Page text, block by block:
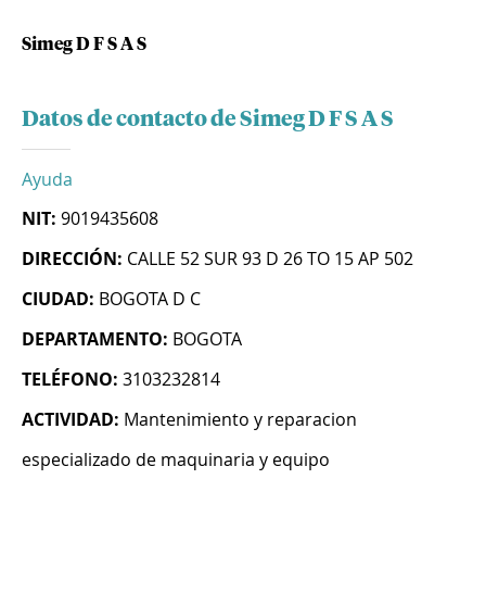
Simeg D F S A S
Datos de contacto de Simeg D F S A S
Ayuda
NIT: 9019435608
DIRECCIÓN: CALLE 52 SUR 93 D 26 TO 15 AP 502
CIUDAD: BOGOTA D C
DEPARTAMENTO: BOGOTA
TELÉFONO: 3103232814
ACTIVIDAD: Mantenimiento y reparacion
especializado de maquinaria y equipo